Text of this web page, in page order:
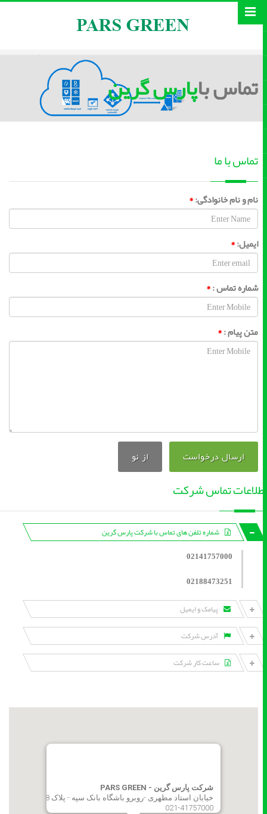
تماس باپارس گرین
تماس با ما
نام و نام خانوادگی:*
ایمیل:*
شماره تماس :*
متن پیام :*
ارسال درخواست از نو
تماس شرکت
شماره تلفن های تماس با شرکت پارس گرین
02141757000
02188473251
پیامک و ایمیل
آدرس شرکت
ساعت کار شرکت
شرکت پارس گرین - PARS GREEN
خیابان استاد مطهری -روبرو باشگاه بانک سپه - پلاک 28
021-41757000